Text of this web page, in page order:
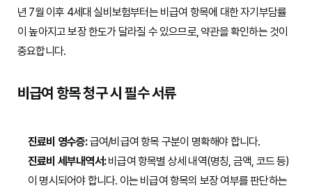
년 7월 이후 4세대 실비보험부터는 비급여 항목에 대한 자기부담률
이 높아지고 보장 한도가 달라질 수 있으므로, 약관을 확인하는 것이
중요합니다.
비급여 항목 청구 시 필수 서류
진료비 영수증:급여/비급여 항목 구분이 명확해야 합니다.
진료비 세부내역서:비급여 항목별 상세 내역(명칭, 금액, 코드 등)
이 명시되어야 합니다. 이는 비급여 항목의 보장 여부를 판단하는